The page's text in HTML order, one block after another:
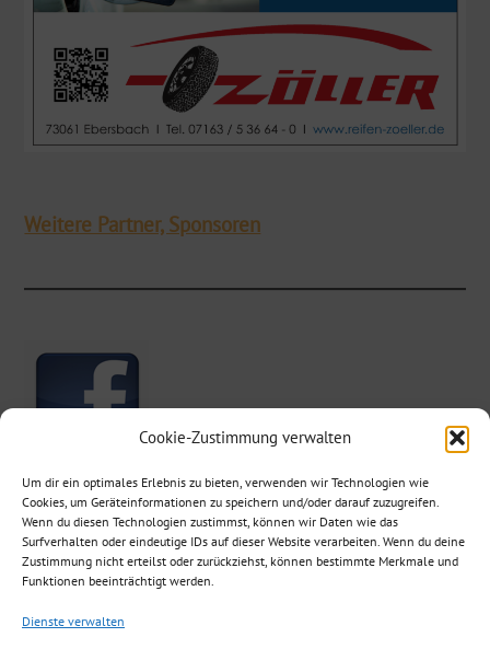
Cookie-Zustimmung verwalten
Um dir ein optimales Erlebnis zu bieten, verwenden wir Technologien wie
Cookies, um Geräteinformationen zu speichern und/oder darauf zuzugreifen.
Wenn du diesen Technologien zustimmst, können wir Daten wie das
Surfverhalten oder eindeutige IDs auf dieser Website verarbeiten. Wenn du deine
Zustimmung nicht erteilst oder zurückziehst, können bestimmte Merkmale und
Funktionen beeinträchtigt werden.
Dienste verwalten
Weitere Partner, Sponsoren
MVE auf Facebook